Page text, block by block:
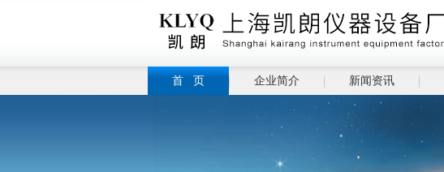
首 页 企业简介 新闻资讯